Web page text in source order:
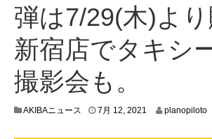
弾は7/29(木)より
新宿店でタキシ
撮影会も。
AKIBAニュース 7月 12, 2021 planopiloto